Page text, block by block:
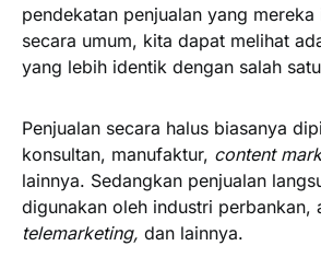
pendekatan penjualan yang
secara umum, kita dapat melihat
yang lebih identik dengan salah
Penjualan secara halus biasanya
konsultan, manufaktur, content
lainnya. Sedangkan penjualan
digunakan oleh industri perbankan,
telemarketing, dan lainnya.